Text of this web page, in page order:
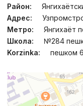
Район:
Адрес:
Метро:
Янгихаёт
Школа:
№284
Korzinka:
пешком